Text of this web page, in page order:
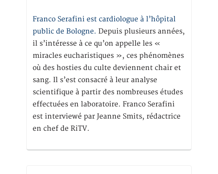
Franco Serafini est cardiologue à l’hôpital
public de Bologne. Depuis plusieurs années,
il s’intéresse à ce qu’on appelle les «
miracles eucharistiques », ces phénomènes
où des hosties du culte deviennent chair et
sang. Il s’est consacré à leur analyse
scientifique à partir des nombreuses études
effectuées en laboratoire. Franco Serafini
est interviewé par Jeanne Smits, rédactrice
en chef de RiTV.